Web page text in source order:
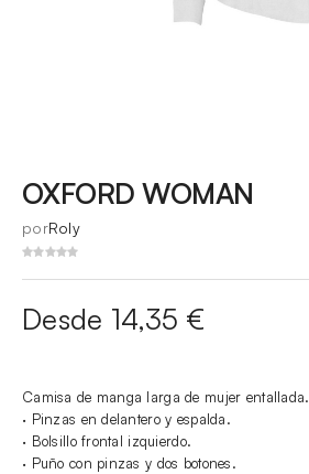
OXFORD WOMAN
porRoly
Desde 14,35 €
Camisa de manga larga de mujer entallada.
· Pinzas en delantero y espalda.
· Bolsillo frontal izquierdo.
· Puño con pinzas y dos botones.